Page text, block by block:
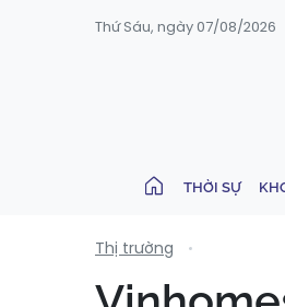
Thứ Sáu, ngày 07/08/2026
THỜI SỰ
Thị trường